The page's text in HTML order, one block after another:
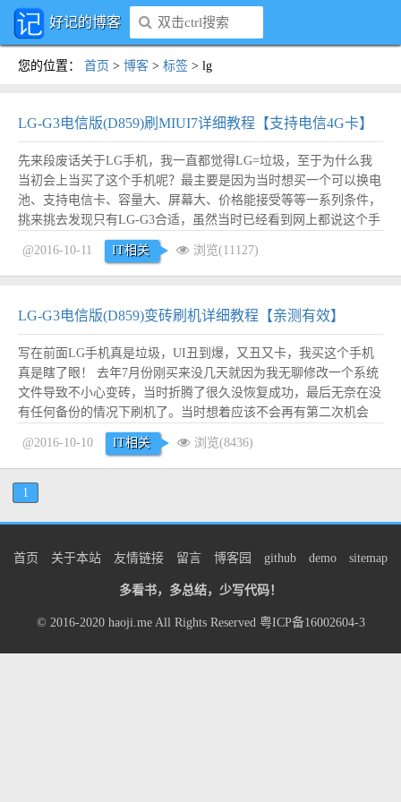
好记的博客
您的位置 ： 首页 > 博客 > 标签 > lg
LG-G3电信版(D859)刷MIUI7详细教程【支持电信4G卡】
先来段废话关于LG手机，我一直都觉得LG=垃圾，至于为什么我
当初会上当买了这个手机呢？最主要是因为当时想买一个可以换电
池、支持电信卡、容量大、屏幕大、价格能接受等等一系列条件，
挑来挑去发现只有LG-G3合适，虽然当时已经看到网上都说这个手
机UI很丑，但是当时只觉得安卓UI不都差不多嘛，就算丑又能丑到
哪里去，再了不起我刷一个MIUI就是了，所以，我就买了。 这手
机最垃圾的地方不只是丑，而且卡，卡到...阅读全文
@2016-10-11 IT相关 浏览(11127)
LG-G3电信版(D859)变砖刷机详细教程【亲测有效】
写在前面LG手机真是垃圾，UI丑到爆，又丑又卡，我买这个手机
真是瞎了眼！ 去年7月份刚买来没几天就因为我无聊修改一个系统
文件导致不小心变砖，当时折腾了很久没恢复成功，最后无奈在没
有任何备份的情况下刷机了。当时想着应该不会再有第二次机会
了，所以就没做记录，谁曾想，昨天晚上我心血来潮想着刷一个
MIUI（因为LG自带的UI实在是丑得不行，看腻了），在刷
Recovery的时候又不小心变砖了，然后愣是折腾...阅读全文
@2016-10-10 IT相关 浏览(8436)
1
首页 关于本站 友情链接 留言 博客园 github demo sitemap
多看书，多总结，少写代码！
© 2016-2020 haoji.meAll Rights Reserved 粤ICP备16002604-3